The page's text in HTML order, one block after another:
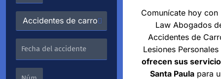
Comunícate hoy con
Law Abogados
Accidentes de
Lesiones Personales
ofrecen sus
Santa Paulapara